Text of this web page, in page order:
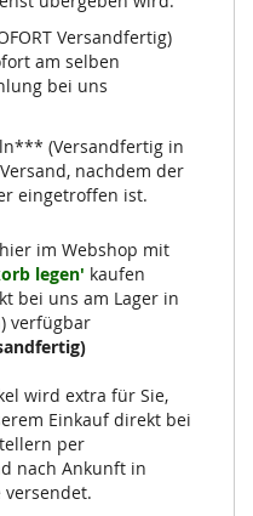
Versandfertig)
am selben
bei uns
(Versandfertig in
nachdem der
eingetroffen ist.
im Webshop mit
legen' kaufen
bei uns am Lager in
verfügbar
wird extra für Sie,
Einkauf direkt bei
per
nach Ankunft in
versendet.